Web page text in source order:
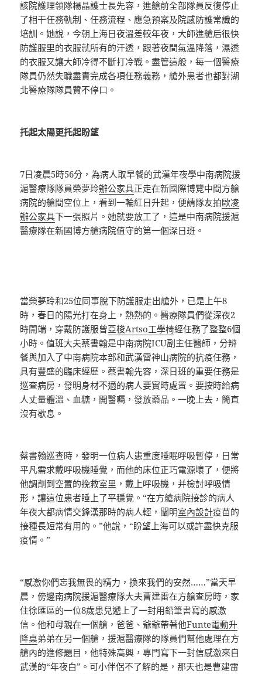
該院護理領隊楊晶護士長先容，進艙前全部隊員反復停止
了相干任務軌制、任務流程、應急預案及院感防護常識的
培訓。她說，今朝上海日夜溫差較年夜，大師進艙后很快
防護服里的衣服就所有的汗透，跟著夜間氣溫降落，濕透
的衣服又讓大師冷得不斷打冷戰。盡管這般，每一個醫療
隊員仍然失職盡責完成各項任務義務，艙外患者也都對湖
北醫療隊隊員贊不停口。
托起太陽更托起盼望
7日凌晨5時56分，為病人取早餐的武漢年夜學中南病院援
滬醫療隊隊員榮夢玲辦公家具正走在新國際博覽中間方艙
病院的艙間空位上，看到一輪紅日升起，便請隊友拍歐凌
辦公家具下一張照片。她就要放工了，這是中南病院援滬
醫療隊在新國博方艙病院值守的第一個深日班。
當榮夢玲和25位同事脫下防護服走出艙外，已是上午8
時，春日的陽光打在身上，熱熱的。醫療隊員們從深夜2
時開端，穿戴防護服曾亞梭Artso工學椅經任務了整整6個
小時。值班大夫蔡書翰是中南病院ICU副主任醫師，分辨
餐與加入了中南病院本部和武漢雷神山病院的抗疫任務，
具有豐盛的臨床經歷。蔡書翰先容，深日班的重要任務是
巡查病房，發明身材不適的病人要實時處置。要按時給病
人丈量體溫、血糖，開醫囑，發放藥品。一晚上去，簡直
沒有歇息。
蔡書翰巡查時，發明一位病人患重度睡眠呼吸暫停，日常
平凡需求戴呼吸機睡覺，而他的床位正巧電源壞了，便將
他調劑到空置的挽救室里，戴上呼吸機，并檢討呼吸情
形，讓這位患者睡上了平穩覺。“在方艙病院接診的病人
年夜大都病情交鋒漢那時的病人輕，闡明室內設計疫苗的
接種長短常有用的。”他說，“盼望上海可以或許盡快克服
疫情。”
“感激你們忘我無畏的精力，換來我們的安然……”當天早
晨，傍邊南病院援滬醫療隊大夫曹建雷在方艙查房時，家
住徐匯區的一位8歲患兒遞上了一封用鉛筆書寫的感激
信。他和母親在一個艙，爸爸、爺爺帶著他Funte電動升
降桌弟弟在另一個艙，援滬醫療隊的隊員們幫他處理在方
艙內的進修題目，他特殊高興，專門寫下一封信感激來自
武漢的“年夜白”。可小伴侶不了解的是，那天也是曹建雷